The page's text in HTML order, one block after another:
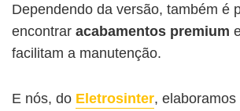
Dependendo da versão, também é
encontrar acabamentos premium
facilitam a manutenção.
E nós, do Eletrosinter,